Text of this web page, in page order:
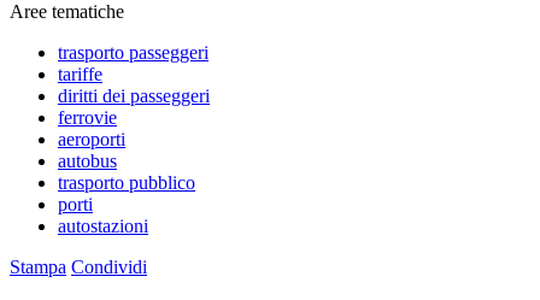
Aree tematiche
trasporto passeggeri
tariffe
diritti dei passeggeri
ferrovie
aeroporti
autobus
trasporto pubblico
porti
autostazioni
Stampa Condividi